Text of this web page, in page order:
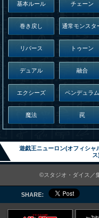
基本ルール チェーン
巻き戻し 通常モンスタ
リバース トゥーン
デュアル 融合
エクシーズ ペンデュラム
魔法 罠
遊戯王ニューロン(オフィシャ
©スタジオ・ダイス／
SHARE: